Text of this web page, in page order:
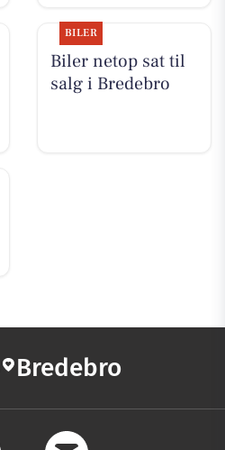
BILER
Biler netop sat til
salg i Bredebro
Bredebro